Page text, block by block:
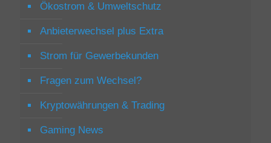
Ökostrom & Umweltschutz
Anbieterwechsel plus Extra
Strom für Gewerbekunden
Fragen zum Wechsel?
Kryptowährungen & Trading
Gaming News